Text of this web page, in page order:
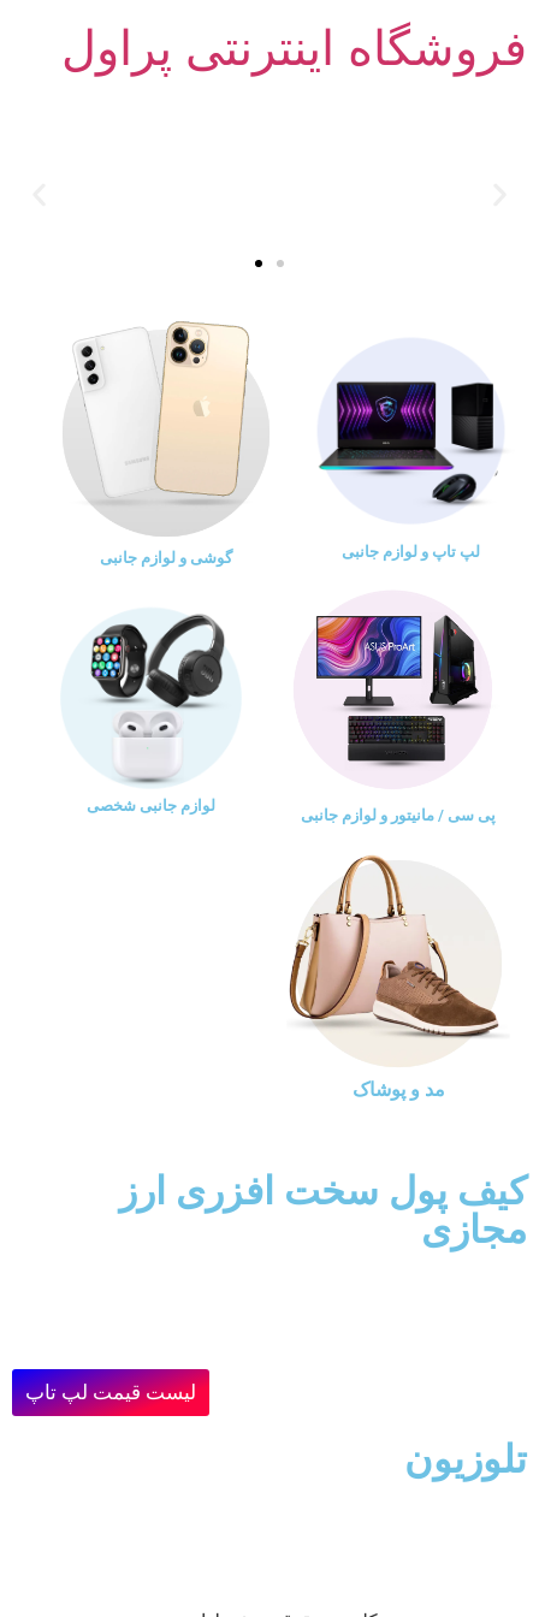
فروشگاه اینترنتی پراول
لپ تاپ و لوازم جانبی گوشی و لوازم جانبی
پی سی / مانیتور و لوازم جانبی
لوازم جانبی شخصی
مد و پوشاک
کیف پول سخت افزری ارز
مجازی
لیست قیمت لپ تاپ
تلوزیون